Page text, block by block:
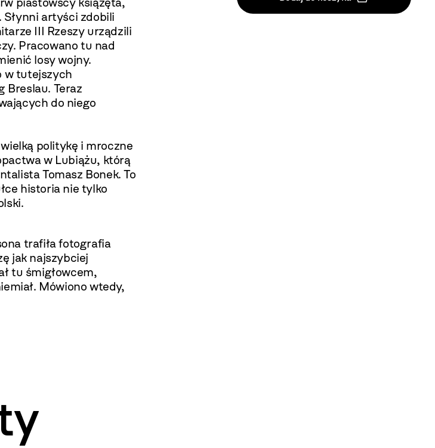
artyści zdobili
III Rzeszy urządzili
Pracowano tu nad
losy wojny.
w tutejszych
Breslau. Teraz
do niego
politykę i mroczne
w Lubiążu, którą
Tomasz Bonek. To
historia nie tylko
trafiła fotografia
jak najszybciej
tu śmigłowcem,
Mówiono wtedy,